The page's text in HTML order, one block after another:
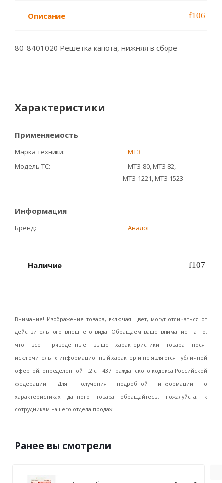
Описание
80-8401020 Решетка капота, нижняя в сборе
Характеристики
Применяемость
Марка техники
МТЗ
Модель ТС
МТЗ-80, МТЗ-82,
МТЗ-1221, МТЗ-1523
Информация
Бренд Аналог
Наличие
Внимание! Изображение товара, включая цвет, могут отличаться от
действительного внешнего вида. Обращаем ваше внимание на то,
что все приведённые выше характеристики товара носят
исключительно информационный характер и не являются публичной
офертой, определенной п.2 ст. 437 Гражданского кодекса Российской
федерации. Для получения подробной информации о
характеристиках данного товара обращайтесь, пожалуйста, к
сотрудникам нашего отдела продаж.
Ранее вы смотрели